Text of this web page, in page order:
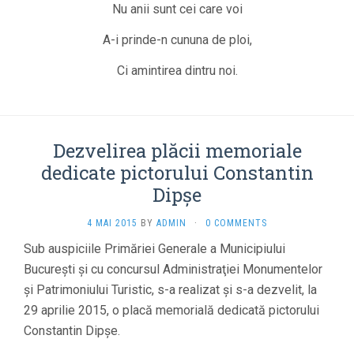
Nu anii sunt cei care voi
A-i prinde-n cununa de ploi,
Ci amintirea dintru noi.
Dezvelirea plăcii memoriale
dedicate pictorului Constantin
Dipşe
4 MAI 2015 BY ADMIN · 0 COMMENTS
Sub auspiciile Primăriei Generale a Municipiului
Bucureşti şi cu concursul Administraţiei Monumentelor
şi Patrimoniului Turistic, s-a realizat şi s-a dezvelit, la
29 aprilie 2015, o placă memorială dedicată pictorului
Constantin Dipşe.